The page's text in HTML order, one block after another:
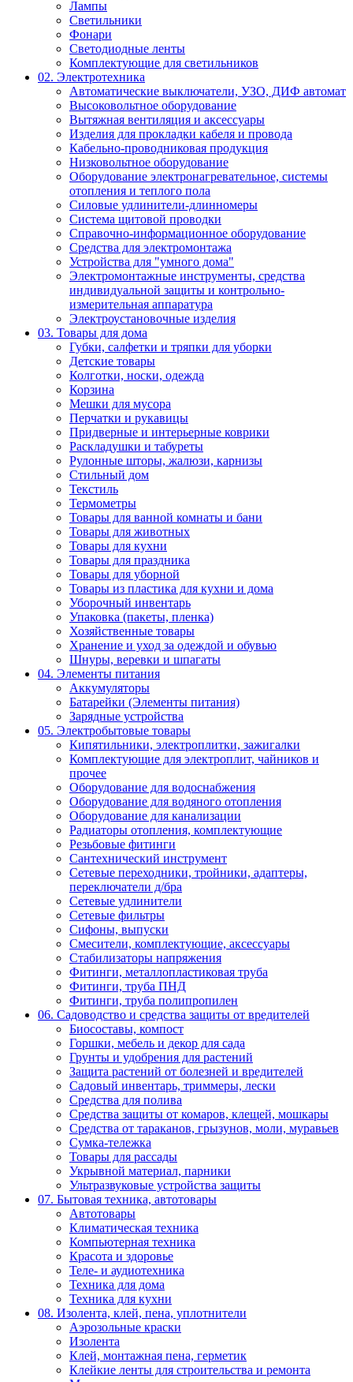
Лампы
Светильники
Фонари
Светодиодные ленты
Комплектующие для светильников
02. Электротехника
Автоматические выключатели, УЗО, ДИФ автомат
Высоковольтное оборудование
Вытяжная вентиляция и аксессуары
Изделия для прокладки кабеля и провода
Кабельно-проводниковая продукция
Низковольтное оборудование
Оборудование электронагревательное, системы
отопления и теплого пола
Силовые удлинители-длинномеры
Система щитовой проводки
Справочно-информационное оборудование
Средства для электромонтажа
Устройства для "умного дома"
Электромонтажные инструменты, средства
индивидуальной защиты и контрольно-
измерительная аппаратура
Электроустановочные изделия
03. Товары для дома
Губки, салфетки и тряпки для уборки
Детские товары
Колготки, носки, одежда
Корзина
Мешки для мусора
Перчатки и рукавицы
Придверные и интерьерные коврики
Раскладушки и табуреты
Рулонные шторы, жалюзи, карнизы
Стильный дом
Текстиль
Термометры
Товары для ванной комнаты и бани
Товары для животных
Товары для кухни
Товары для праздника
Товары для уборной
Товары из пластика для кухни и дома
Уборочный инвентарь
Упаковка (пакеты, пленка)
Хозяйственные товары
Хранение и уход за одеждой и обувью
Шнуры, веревки и шпагаты
04. Элементы питания
Аккумуляторы
Батарейки (Элементы питания)
Зарядные устройства
05. Электробытовые товары
Кипятильники, электроплитки, зажигалки
Комплектующие для электроплит, чайников и
прочее
Оборудование для водоснабжения
Оборудование для водяного отопления
Оборудование для канализации
Радиаторы отопления, комплектующие
Резьбовые фитинги
Сантехнический инструмент
Сетевые переходники, тройники, адаптеры,
переключатели д/бра
Сетевые удлинители
Сетевые фильтры
Сифоны, выпуски
Смесители, комплектующие, аксессуары
Стабилизаторы напряжения
Фитинги, металлопластиковая труба
Фитинги, труба ПНД
Фитинги, труба полипропилен
06. Садоводство и средства защиты от вредителей
Биосоставы, компост
Горшки, мебель и декор для сада
Грунты и удобрения для растений
Защита растений от болезней и вредителей
Садовый инвентарь, триммеры, лески
Средства для полива
Средства защиты от комаров, клещей, мошкары
Средства от тараканов, грызунов, моли, муравьев
Сумка-тележка
Товары для рассады
Укрывной материал, парники
Ультразвуковые устройства защиты
07. Бытовая техника, автотовары
Автотовары
Климатическая техника
Компьютерная техника
Красота и здоровье
Теле- и аудиотехника
Техника для дома
Техника для кухни
08. Изолента, клей, пена, уплотнители
Аэрозольные краски
Изолента
Клей, монтажная пена, герметик
Клейкие ленты для строительства и ремонта